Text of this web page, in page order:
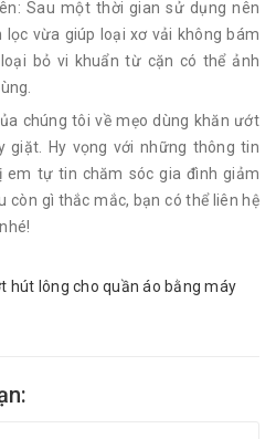
Sau một thời gian sử dụng nên
lọc vừa giúp loại xơ vải không bám
bỏ vi khuẩn từ cặn có thể ảnh
chúng tôi về mẹo dùng khăn ướt
giặt. Hy vọng với những thông tin
em tự tin chăm sóc gia đình giảm
còn gì thắc mắc, bạn có thể liên hệ
hút lông cho quần áo bằng máy